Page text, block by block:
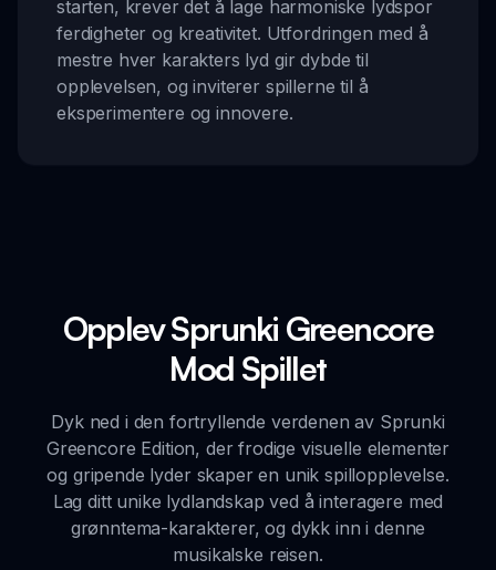
starten, krever det å lage harmoniske lydspor
ferdigheter og kreativitet. Utfordringen med å
mestre hver karakters lyd gir dybde til
opplevelsen, og inviterer spillerne til å
eksperimentere og innovere.
Opplev Sprunki Greencore
Mod Spillet
Dyk ned i den fortryllende verdenen av Sprunki
Greencore Edition, der frodige visuelle elementer
og gripende lyder skaper en unik spillopplevelse.
Lag ditt unike lydlandskap ved å interagere med
grønntema-karakterer, og dykk inn i denne
musikalske reisen.